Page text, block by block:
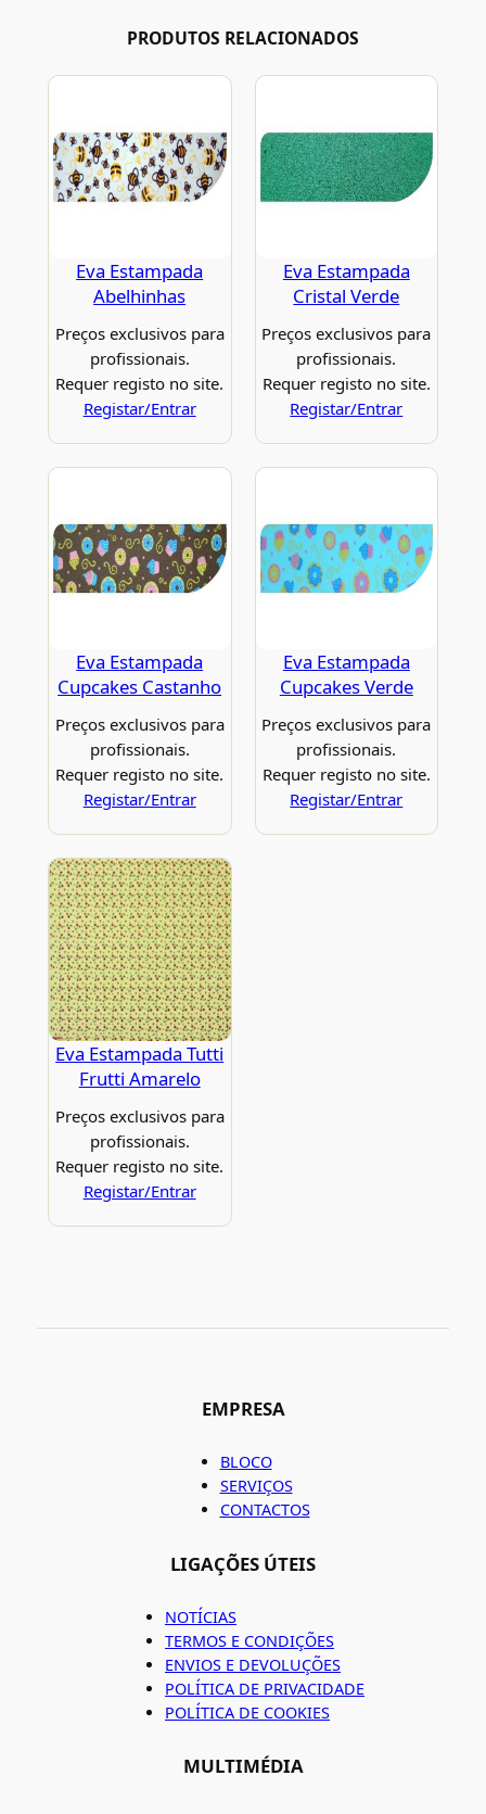
PRODUTOS RELACIONADOS
Eva Estampada
Abelhinhas
Preços exclusivos para
profissionais.
Requer registo no site.
Registar/Entrar
Eva Estampada
Cristal Verde
Preços exclusivos para
profissionais.
Requer registo no site.
Registar/Entrar
Eva Estampada
Cupcakes Castanho
Preços exclusivos para
profissionais.
Requer registo no site.
Registar/Entrar
Eva Estampada
Cupcakes Verde
Preços exclusivos para
profissionais.
Requer registo no site.
Registar/Entrar
Eva Estampada Tutti
Frutti Amarelo
Preços exclusivos para
profissionais.
Requer registo no site.
Registar/Entrar
EMPRESA
BLOCO
SERVIÇOS
CONTACTOS
LIGAÇÕES ÚTEIS
NOTÍCIAS
TERMOS E CONDIÇÕES
ENVIOS E DEVOLUÇÕES
POLÍTICA DE PRIVACIDADE
POLÍTICA DE COOKIES
MULTIMÉDIA